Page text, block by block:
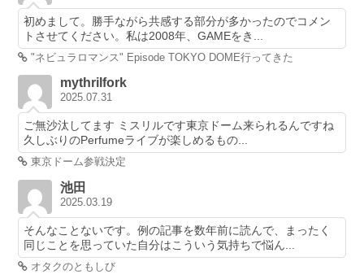
初めまして。勝手ながら共感する部分が多かったのでコメン
トさせてください。私は2008年、GAMEをき...
"ネビュラロマンス" Episode TOKYO DOME行ってきた
mythrilfork
2025.07.31
ご無沙汰してます ミスリルです東京ドーム来られるんですね
久しぶりのPerfumeライブが楽しめるもの...
東京ドーム参戦決定
池田
2025.03.19
そんなことないです。例の記事を数年前に読んで、まったく
同じことを思っていた自分はこういう気持ちで悩ん...
オタクのともしび